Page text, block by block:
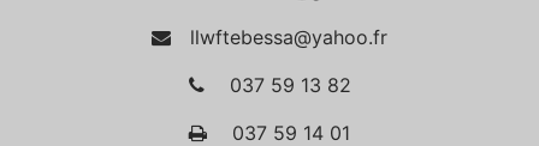
llwftebessa@yahoo.fr
037 59 13 82
037 59 14 01